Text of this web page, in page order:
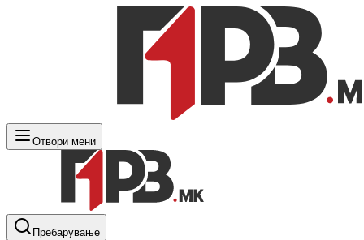
Отвори мени
Пребарување